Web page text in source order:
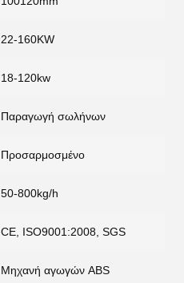
22-160KW
18-120kw
Παραγωγή σωλήνων
Προσαρμοσμένο
50-800kg/h
CE, ISO9001:2008, SGS
Μηχανή αγωγών ABS